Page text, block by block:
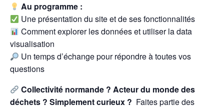
Au programme :
Une présentation du site et de ses fonctionnalités
Comment explorer les données et utiliser la data
visualisation
Un temps d’échange pour répondre à toutes vos
questions
Collectivité normande ? Acteur du monde des
déchets ? Simplement curieux ? Faites partie des